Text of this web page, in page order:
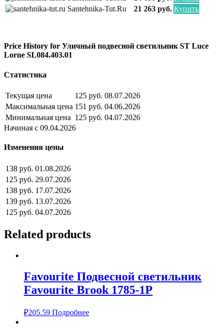
Santehnika-Tut.ru
21 263 руб. Купить
Price History for Уличный подвесной светильник ST Luce
Lorne SL084.403.01
Статистика
Текущая цена 125 руб. 08.07.2026
Максимальная цена 151 руб. 04.06.2026
Минимальная цена 125 руб. 04.07.2026
Начиная с 09.04.2026
Изменения цены
138 руб. 01.08.2026
125 руб. 29.07.2026
138 руб. 17.07.2026
139 руб. 13.07.2026
125 руб. 04.07.2026
Related products
Favourite Подвесной светильник
Favourite Brook 1785-1P
₽205.59 Подробнее